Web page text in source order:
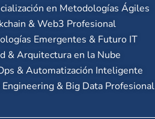
en Metodologías Ágiles
& Web3 Profesional
Emergentes & Futuro IT
& Arquitectura en la Nube
& Automatización Inteligente
Engineering & Big Data Profesional